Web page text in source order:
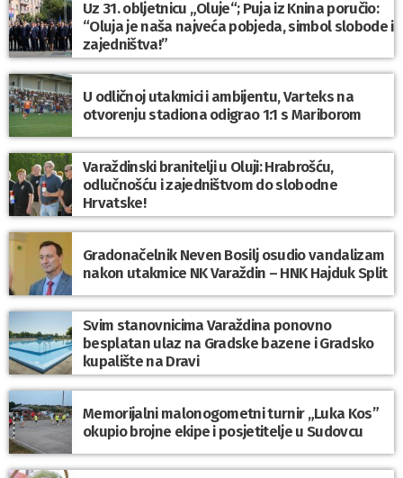
Uz 31. obljetnicu „Oluje“; Puja iz Knina poručio:
“Oluja je naša najveća pobjeda, simbol slobode i
zajedništva!”
U odličnoj utakmici i ambijentu, Varteks na
otvorenju stadiona odigrao 1:1 s Mariborom
Varaždinski branitelji u Oluji: Hrabrošću,
odlučnošću i zajedništvom do slobodne
Hrvatske!
Gradonačelnik Neven Bosilj osudio vandalizam
nakon utakmice NK Varaždin – HNK Hajduk Split
Svim stanovnicima Varaždina ponovno
besplatan ulaz na Gradske bazene i Gradsko
kupalište na Dravi
Memorijalni malonogometni turnir „Luka Kos”
okupio brojne ekipe i posjetitelje u Sudovcu